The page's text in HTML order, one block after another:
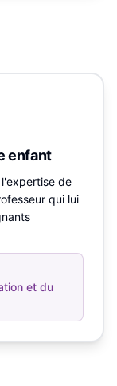
enfant
de
qui lui
et du